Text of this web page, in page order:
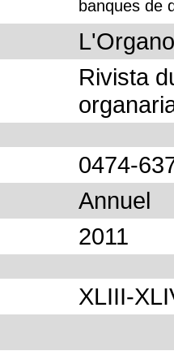
banques de
L'Organo
Rivista
0474-
Annuel
2011
XLIII-